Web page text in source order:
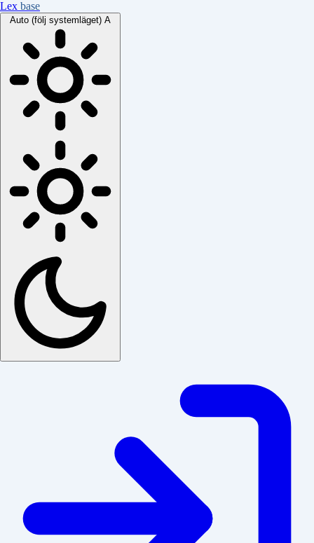
Lex base
Auto (följ systemläget) A